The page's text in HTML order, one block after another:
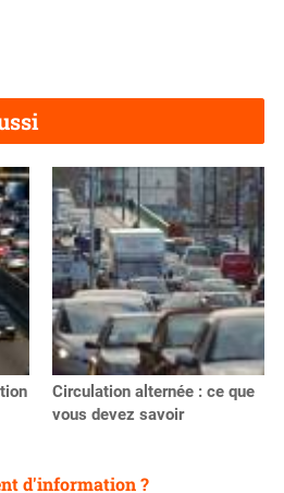
Circulation alternée : ce que
vous devez savoir
d'information ?